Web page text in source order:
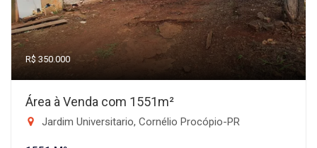
R$ 350.000
Área à Venda com 1551m²
Jardim Universitario, Cornélio Procópio-PR